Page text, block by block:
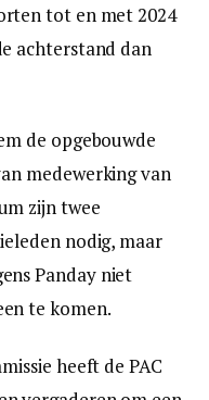
tot en met 2024
achterstand dan
de opgebouwde
medewerking van
zijn twee
nodig, maar
Panday niet
te komen.
heeft de PAC